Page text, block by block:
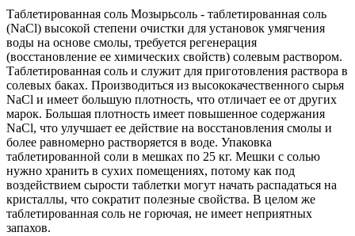
Таблетированная соль Мозырьсоль - таблетированная соль
(NaCl) высокой степени очистки для установок умягчения
воды на основе смолы, требуется регенерация
(восстановление ее химических свойств) солевым раствором.
Таблетированная соль и служит для приготовления раствора в
солевых баках. Производиться из высококачественного сырья
NaCl и имеет большую плотность, что отличает ее от других
марок. Большая плотность имеет повышенное содержания
NaCl, что улучшает ее действие на восстановления смолы и
более равномерно растворяется в воде. Упаковка
таблетированной соли в мешках по 25 кг. Мешки с солью
нужно хранить в сухих помещениях, потому как под
воздействием сырости таблетки могут начать распадаться на
кристаллы, что сократит полезные свойства. В целом же
таблетированная соль не горючая, не имеет неприятных
запахов.